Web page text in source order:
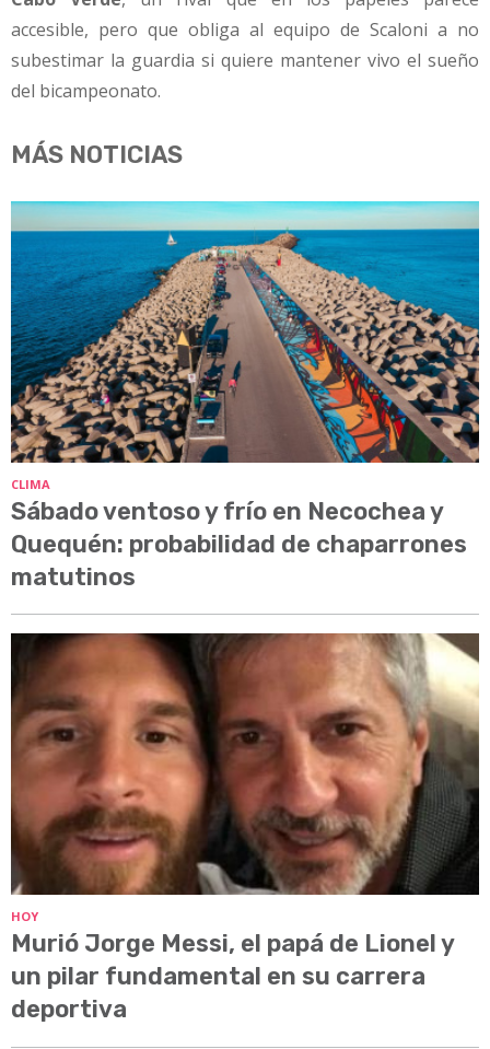
accesible, pero que obliga al equipo de Scaloni a no
subestimar la guardia si quiere mantener vivo el sueño
del bicampeonato.
MÁS NOTICIAS
CLIMA
Sábado ventoso y frío en Necochea y
Quequén: probabilidad de chaparrones
matutinos
HOY
Murió Jorge Messi, el papá de Lionel y
un pilar fundamental en su carrera
deportiva